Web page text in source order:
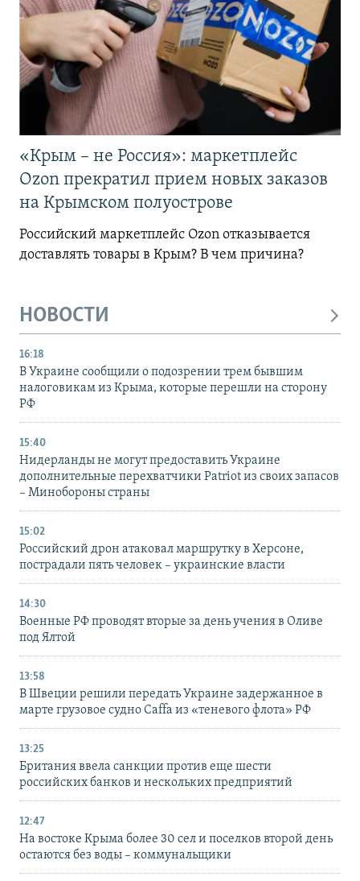
«Крым – не Россия»: маркетплейс
Ozon прекратил прием новых заказов
на Крымском полуострове
Российский маркетплейс Ozon отказывается
доставлять товары в Крым? В чем причина?
НОВОСТИ
16:18
В Украине сообщили о подозрении трем бывшим
налоговикам из Крыма, которые перешли на сторону
РФ
15:40
Нидерланды не могут предоставить Украине
дополнительные перехватчики Patriot из своих запасов
– Минобороны страны
15:02
Российский дрон атаковал маршрутку в Херсоне,
пострадали пять человек – украинские власти
14:30
Военные РФ проводят вторые за день учения в Оливе
под Ялтой
13:58
В Швеции решили передать Украине задержанное в
марте грузовое судно Caffa из «теневого флота» РФ
13:25
Британия ввела санкции против еще шести
российских банков и нескольких предприятий
12:47
На востоке Крыма более 30 сел и поселков второй день
остаются без воды – коммунальщики